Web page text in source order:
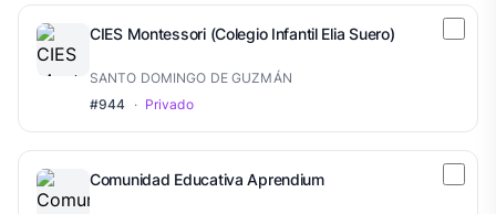
CIES Montessori (Colegio Infantil Elia Suero)
SANTO DOMINGO DE GUZMÁN
#944 · Privado
Comunidad Educativa Aprendium